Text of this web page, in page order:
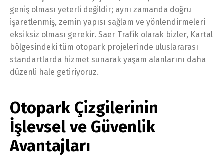
geniş olması yeterli değildir; aynı zamanda doğru
işaretlenmiş, zemin yapısı sağlam ve yönlendirmeleri
eksiksiz olması gerekir. Saer Trafik olarak bizler, Kartal
bölgesindeki tüm otopark projelerinde uluslararası
standartlarda hizmet sunarak yaşam alanlarını daha
düzenli hale getiriyoruz.
Otopark Çizgilerinin
İşlevsel ve Güvenlik
Avantajları